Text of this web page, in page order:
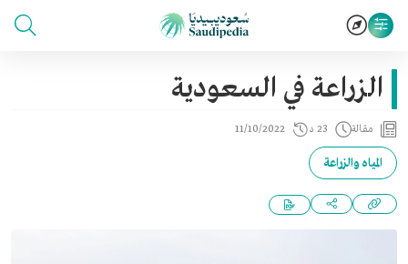
الزراعة في السعودية
مقالة 23 د 11/10/2022
المياه والزراعة